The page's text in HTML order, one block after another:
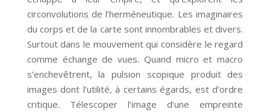
circonvolutions de l’herméneutique. Les imaginaires
du corps et de la carte sont innombrables et divers.
Surtout dans le mouvement qui considère le regard
comme échange de vues. Quand micro et macro
s’enchevêtrent, la pulsion scopique produit des
images dont l’utilité, à certains égards, est d’ordre
critique. Télescoper l’image d’une empreinte